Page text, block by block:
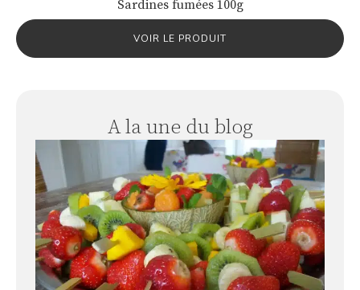
Sardines fumées 100g
VOIR LE PRODUIT
A la une du blog